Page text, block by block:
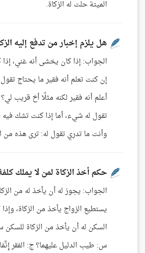
الميتة حلت له الزكاة.
هل يلزم إخبار من تدفع إليه
الجواب: إذا كان يخشى أنه غني، إذا
إن كنت تعلم أنه فقير ما يحتاج
أعلم أنه فقير لكنه مثلًا أخ قريب
تقول له شيء، أما إذا كنت تشك
وأنت ما تدري تقول له: ترى هذه من
حكم أخذ الزكاة لمن لا يملك
الجواب: يجوز له أن يأخذ له من
يستطيع الزواج يأخذ من الزكاة،
السكن له أن يأخذ من الزكاة للسكن
س: طيب الدليل عليهما؟ ج: الفقر